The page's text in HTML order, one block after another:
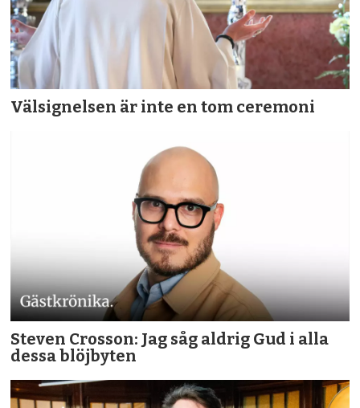
Välsignelsen är inte en tom ceremoni
Steven Crosson: Jag såg aldrig Gud i alla
dessa blöjbyten